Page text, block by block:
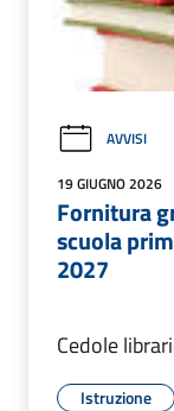
AVVISI
19 GIUGNO 2026
Fornitura
scuola
2027
Cedole
Istruzione